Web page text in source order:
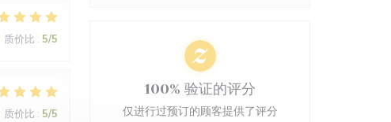
质价比 : 5/5
质价比 : 5/5
100% 验证的评分
仅进行过预订的顾客提供了评分